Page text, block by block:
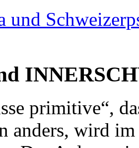
und
primitive“,
anders, wird